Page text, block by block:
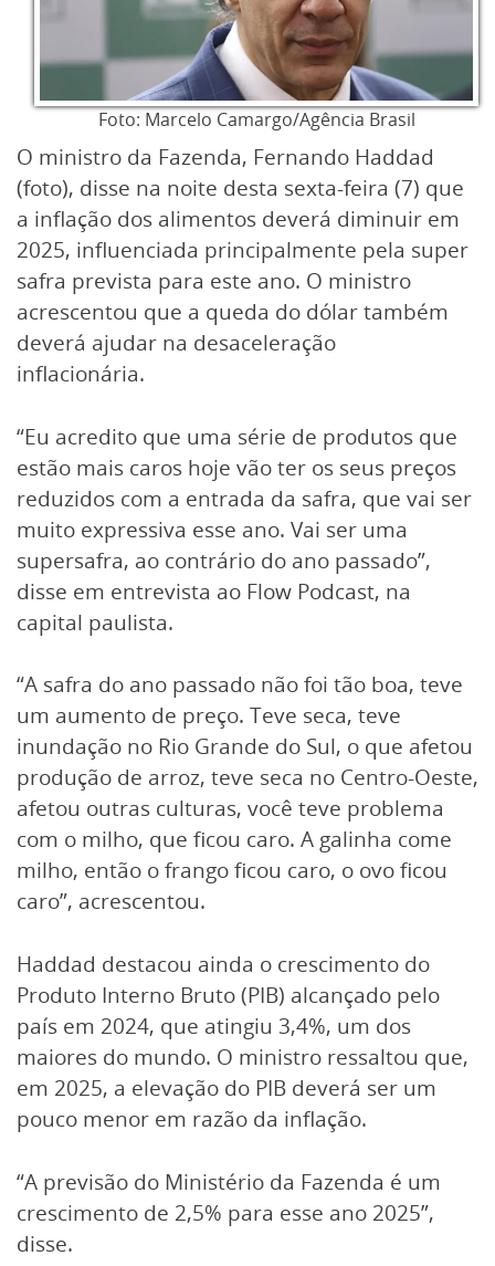
Foto: Marcelo Camargo/Agência Brasil
O ministro da Fazenda, Fernando Haddad
(foto), disse na noite desta sexta-feira (7) que
a inflação dos alimentos deverá diminuir em
2025, influenciada principalmente pela super
safra prevista para este ano. O ministro
acrescentou que a queda do dólar também
deverá ajudar na desaceleração
inflacionária.
“Eu acredito que uma série de produtos que
estão mais caros hoje vão ter os seus preços
reduzidos com a entrada da safra, que vai ser
muito expressiva esse ano. Vai ser uma
supersafra, ao contrário do ano passado”,
disse em entrevista ao Flow Podcast, na
capital paulista.
“A safra do ano passado não foi tão boa, teve
um aumento de preço. Teve seca, teve
inundação no Rio Grande do Sul, o que afetou
produção de arroz, teve seca no Centro-Oeste,
afetou outras culturas, você teve problema
com o milho, que ficou caro. A galinha come
milho, então o frango ficou caro, o ovo ficou
caro”, acrescentou.
Haddad destacou ainda o crescimento do
Produto Interno Bruto (PIB) alcançado pelo
país em 2024, que atingiu 3,4%, um dos
maiores do mundo. O ministro ressaltou que,
em 2025, a elevação do PIB deverá ser um
pouco menor em razão da inflação.
“A previsão do Ministério da Fazenda é um
crescimento de 2,5% para esse ano 2025”,
disse.